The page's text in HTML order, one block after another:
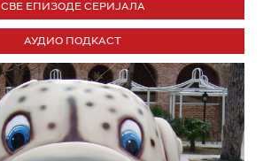
СВЕ ЕПИЗОДЕ СЕРИЈАЛА
АУДИО ПОДКАСТ